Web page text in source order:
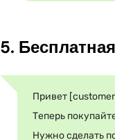
5.
Привет
Теперь
Нужно сделать